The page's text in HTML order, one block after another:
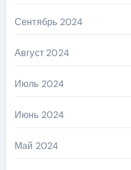
Сентябрь 2024
Август 2024
Июль 2024
Июнь 2024
Май 2024